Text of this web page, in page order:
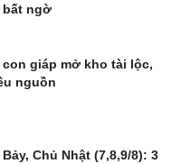
bất ngờ
giáp mở kho tài lộc,
nguồn
Chủ Nhật (7,8,9/8): 3